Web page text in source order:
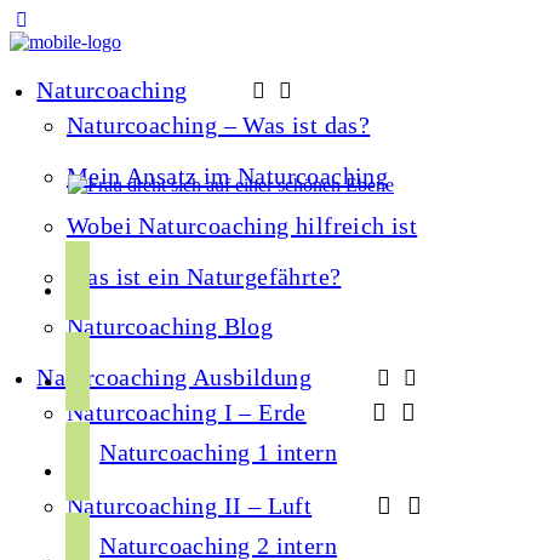
Naturcoaching
Naturcoaching – Was ist das?
Mein Ansatz im Naturcoaching
Wobei Naturcoaching hilfreich ist
Was ist ein Naturgefährte?
Naturcoaching Blog
Naturcoaching Ausbildung
Naturcoaching I – Erde
Naturcoaching 1 intern
Naturcoaching II – Luft
Naturcoaching 2 intern
c
b
o
k
n
s
g
u